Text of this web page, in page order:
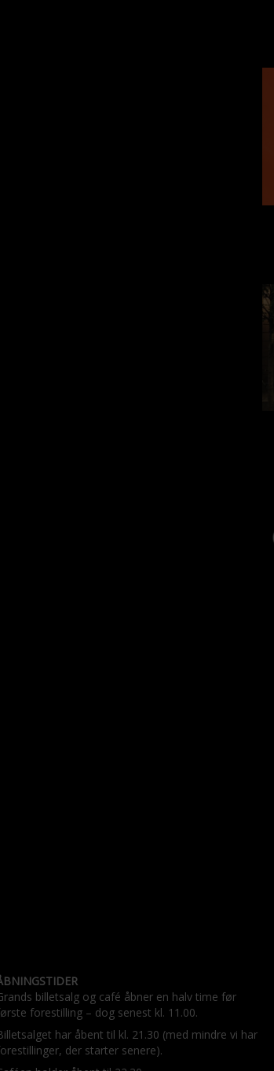
billetsalg og café åbner en halv time før
forestilling – dog senest kl. 11.00.
har åbent til kl. 21.30 (med mindre vi har
der starter senere).